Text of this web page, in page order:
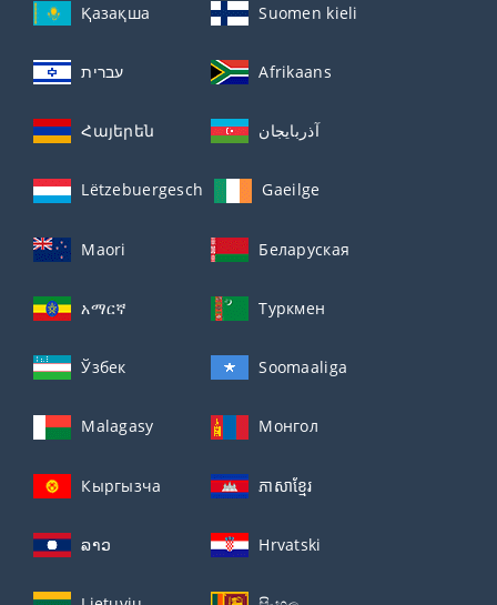
Қазақша Suomen kieli
עברית Afrikaans
Հայերեն آذربايجان
Lëtzebuergesch Gaeilge
Maori Беларуская
አማርኛ Туркмен
Ўзбек Soomaaliga
Malagasy Монгол
Кыргызча ភាសាខ្មែរ
ລາວ Hrvatski